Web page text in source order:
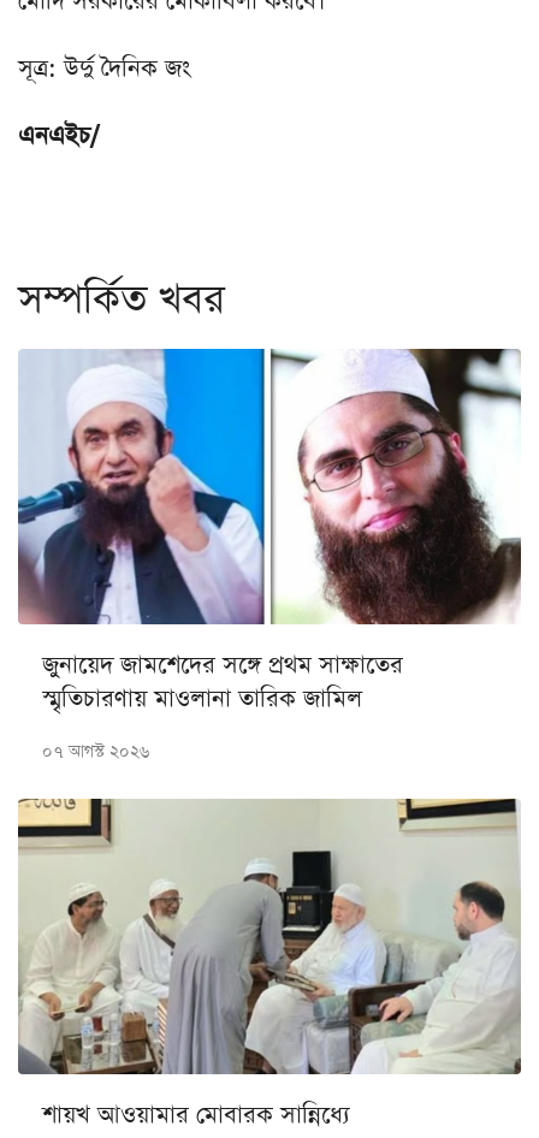
সূত্র: উর্দু দৈনিক জং
এনএইচ/
সম্পর্কিত খবর
জুনায়েদ জামশেদের সঙ্গে প্রথম সাক্ষাতের
স্মৃতিচারণায় মাওলানা তারিক জামিল
০৭ আগস্ট ২০২৬
শায়খ আওয়ামার মোবারক সান্নিধ্যে